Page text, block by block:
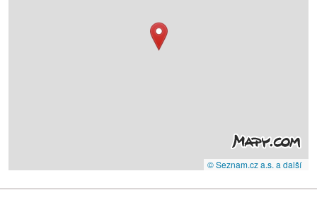
© Seznam.cz a.s. a další